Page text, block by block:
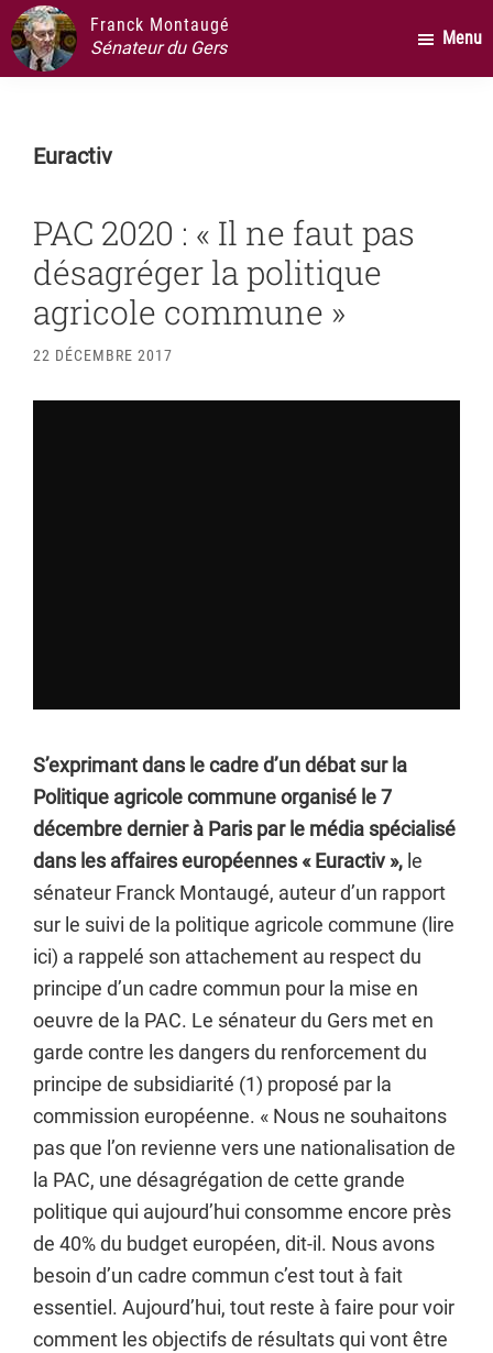
Passer
au
contenu
Passer
la
latérale
Passer
au
pied
page
Franck Montaugé
Sénateur du Gers
Menu
Euractiv
PAC 2020 : « Il ne faut pas
désagréger la politique
agricole commune »
22 DÉCEMBRE 2017
S’exprimant dans le cadre d’un débat sur la
Politique agricole commune organisé le 7
décembre dernier à Paris par le média spécialisé
dans les affaires européennes « Euractiv », le
sénateur Franck Montaugé, auteur d’un rapport
sur le suivi de la politique agricole commune (lire
ici) a rappelé son attachement au respect du
principe d’un cadre commun pour la mise en
oeuvre de la PAC. Le sénateur du Gers met en
garde contre les dangers du renforcement du
principe de subsidiarité (1) proposé par la
commission européenne. « Nous ne souhaitons
pas que l’on revienne vers une nationalisation de
la PAC, une désagrégation de cette grande
politique qui aujourd’hui consomme encore près
de 40% du budget européen, dit-il. Nous avons
besoin d’un cadre commun c’est tout à fait
essentiel. Aujourd’hui, tout reste à faire pour voir
comment les objectifs de résultats qui vont être